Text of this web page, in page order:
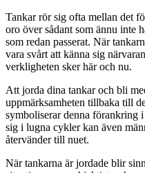
Tankarrörsig ofta mellan det
oro översådant som ännu inte
som redan passerat. När
vara svårt att känna sig
verkligheten skerhäroch nu.
Att jorda dina tankaroch bli
uppmärksamheten tillbaka till
symboliserardenna förankring i
sig i lugna cyklerkan även
återvändertill nuet.
Närtankarna ärjordade blir